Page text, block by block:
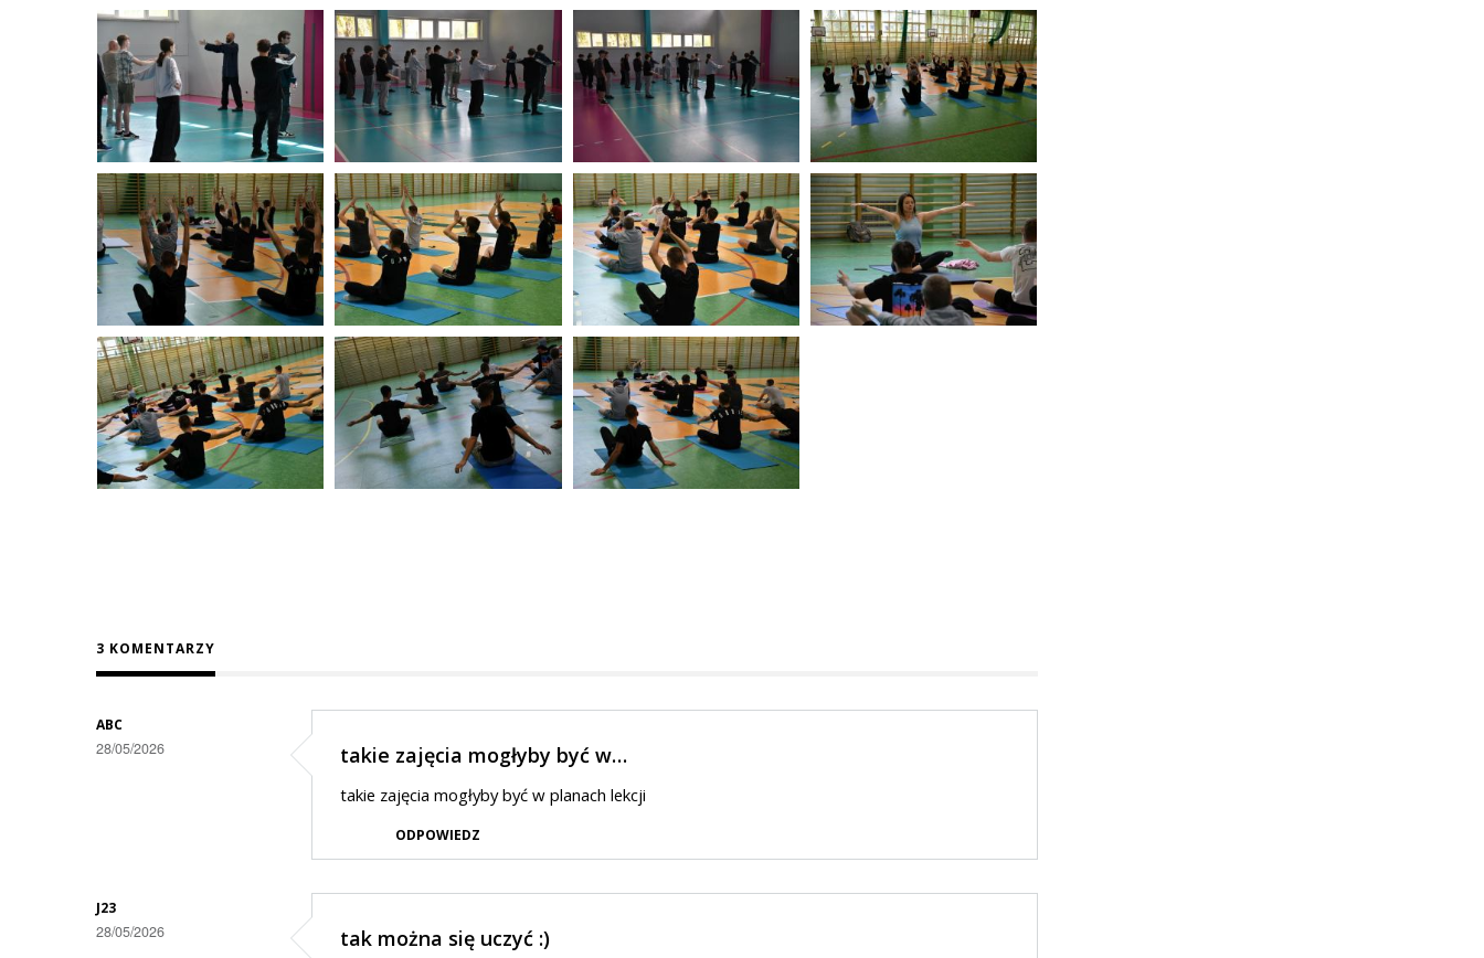
3 KOMENTARZY
ABC
28/05/2026 takie zajęcia mogłyby być w…
takie zajęcia mogłyby być w planach lekcji
ODPOWIEDZ
J23
28/05/2026 tak można się uczyć :)